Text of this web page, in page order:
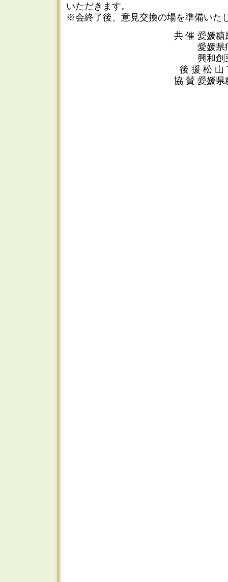
いただきます。
※会終了後、意見交換の場を準備いた
共 催 愛媛
愛
興
後 援
協 賛 愛媛